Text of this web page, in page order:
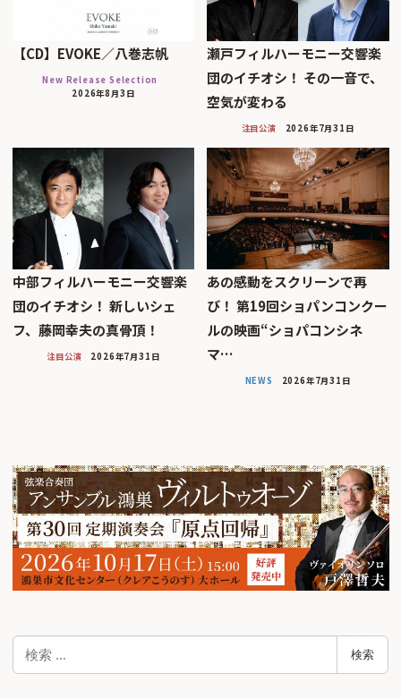
【CD】EVOKE／八巻志帆
New Release Selection
2026年8月3日
瀬戸フィルハーモニー交響楽
団のイチオシ！ その一音で、
空気が変わる
注目公演 2026年7月31日
中部フィルハーモニー交響楽
団のイチオシ！ 新しいシェ
フ、藤岡幸夫の真骨頂！
注目公演 2026年7月31日
あの感動をスクリーンで再
び！ 第19回ショパンコンクー
ルの映画“ショパコンシネ
マ…
NEWS 2026年7月31日
検索